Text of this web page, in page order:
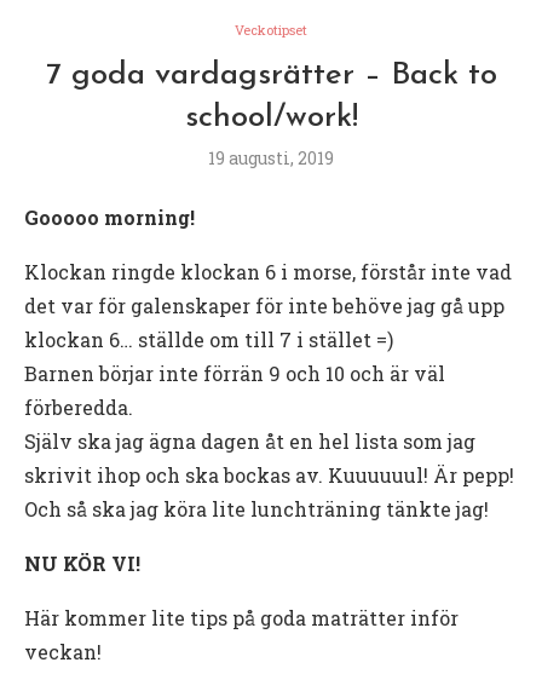
Veckotipset
7 goda vardagsrätter – Back to
school/work!
19 augusti, 2019
Gooooo morning!
Klockan ringde klockan 6 i morse, förstår inte vad
det var för galenskaper för inte behöve jag gå upp
klockan 6… ställde om till 7 i stället =)
Barnen börjar inte förrän 9 och 10 och är väl
förberedda.
Själv ska jag ägna dagen åt en hel lista som jag
skrivit ihop och ska bockas av. Kuuuuuul! Är pepp!
Och så ska jag köra lite lunchträning tänkte jag!
NU KÖR VI!
Här kommer lite tips på goda maträtter inför
veckan!